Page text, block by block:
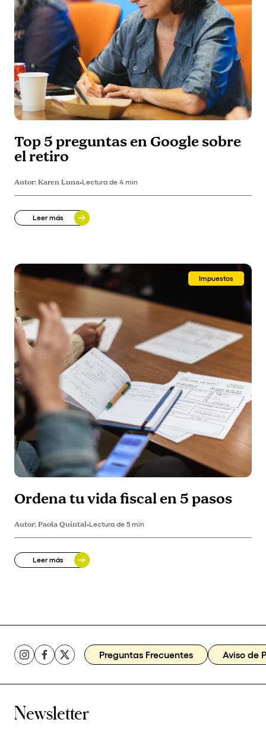
Top 5 preguntas en Google sobre
el retiro
Autor:Karen Luna•Lectura de 4 min
Leer más
Impuestos
Ordena tu vida fiscal en 5 pasos
Autor:Paola Quintal•Lectura de 5 min
Leer más
Preguntas Frecuentes Aviso de
Newsletter